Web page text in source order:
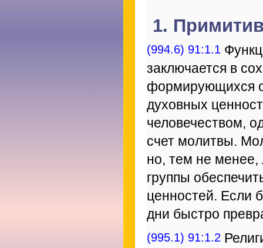
1.
(994.6) 91:1.1
заключается в
формирующихся
духовных
человечеством,
счет молитвы.
но, тем не менее,
группы
ценностей. Если
дни быстро
(995.1) 91:1.2